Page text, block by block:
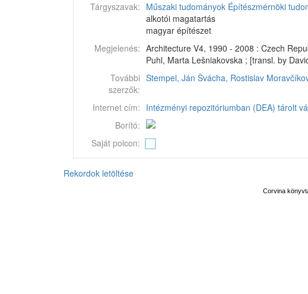
Tárgyszavak: Műszaki tudományok Építészmérnöki
alkotói magatartás
magyar építészet
Megjelenés: Architecture V4, 1990 - 2008 : Czech
Puhl, Marta Lešniakovska ; [transl. by
További
szerzők:
Stempel, Ján Švácha, Rostislav
Internet cím: Intézményi repozitóriumban (DEA) tárolt
Borító:
Saját polcon:
Rekordok letöltése
Corvina